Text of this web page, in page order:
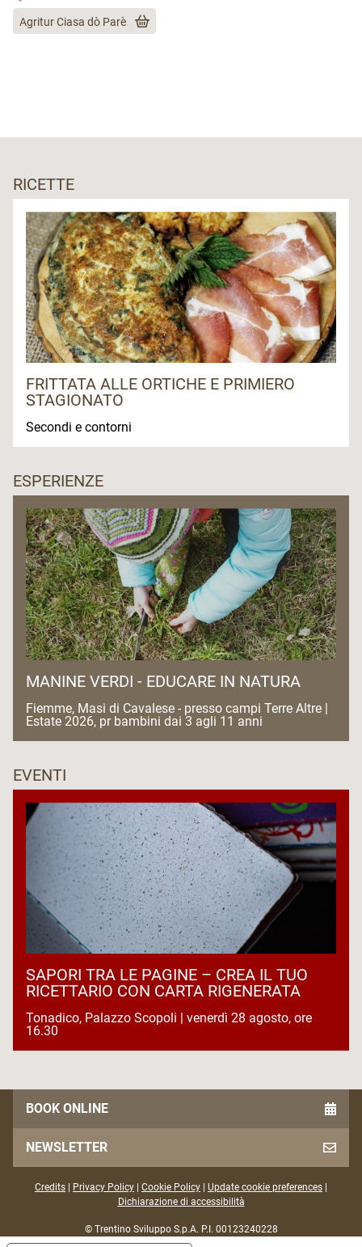
Agritur Ciasa dò Parè
RICETTE
FRITTATA ALLE ORTICHE E PRIMIERO
STAGIONATO
Secondi e contorni
ESPERIENZE
MANINE VERDI - EDUCARE IN NATURA
Fiemme, Masi di Cavalese - presso campi Terre Altre |
Estate 2026, pr bambini dai 3 agli 11 anni
EVENTI
SAPORI TRA LE PAGINE – CREA IL TUO
RICETTARIO CON CARTA RIGENERATA
Tonadico, Palazzo Scopoli | venerdì 28 agosto, ore
16.30
BOOK ONLINE
NEWSLETTER
Credits Privacy Policy Cookie Policy Update cookie preferences
Dichiarazione di accessibilità
© Trentino Sviluppo S.p.A. P.I. 00123240228